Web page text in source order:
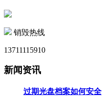
销毁热线
13711115910
新闻资讯
过期光盘档案如何安全